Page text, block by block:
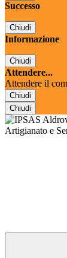
Successo
Chiudi
Informazione
Chiudi
Attendere...
Attendere il
Chiudi
Chiudi